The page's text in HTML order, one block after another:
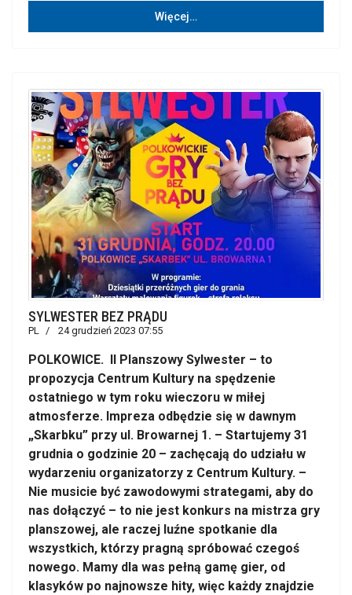
Więcej…
SYLWESTER BEZ PRĄDU
PL 24 grudzień 2023 07:55
POLKOWICE. II Planszowy Sylwester – to
propozycja Centrum Kultury na spędzenie
ostatniego w tym roku wieczoru w miłej
atmosferze. Impreza odbędzie się w dawnym
„Skarbku” przy ul. Browarnej 1. – Startujemy 31
grudnia o godzinie 20 – zachęcają do udziału w
wydarzeniu organizatorzy z Centrum Kultury. –
Nie musicie być zawodowymi strategami, aby do
nas dołączyć – to nie jest konkurs na mistrza gry
planszowej, ale raczej luźne spotkanie dla
wszystkich, którzy pragną spróbować czegoś
nowego. Mamy dla was pełną gamę gier, od
klasyków po najnowsze hity, więc każdy znajdzie